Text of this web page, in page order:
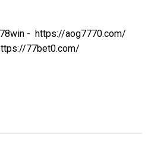
78win - https://aog7770.com/
77bet0.com/